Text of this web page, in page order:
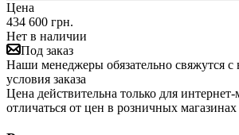
Цена
434 600 грн.
Нет в наличии
Под заказ
Наши менеджеры обязательно свяжутся с
условия заказа
Цена действительна только для
отличаться от цен в розничных магазинах